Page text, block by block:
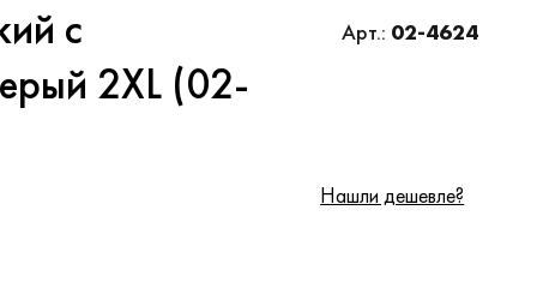
с
2XL (02-
Арт.: 02-4624
Нашли дешевле?